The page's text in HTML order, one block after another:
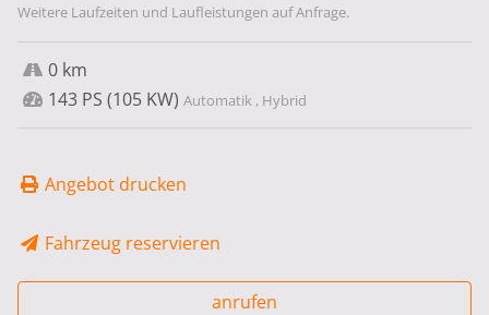
Weitere Laufzeiten und Laufleistungen auf Anfrage.
0 km
143 PS (105 KW) Automatik , Hybrid
Angebot drucken
Fahrzeug reservieren
anrufen